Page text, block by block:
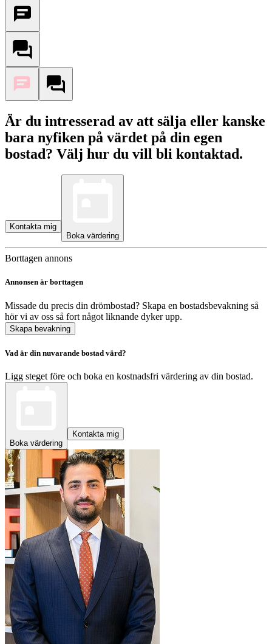
Är du intresserad av att sälja eller kanske
bara nyfiken på värdet på din egen
bostad? Välj hur du vill bli kontaktad.
Kontakta mig
Boka värdering
Borttagen annons
Annonsen är borttagen
Missade du precis din drömbostad? Skapa en bostadsbevakning så
hör vi av oss så fort något liknande dyker upp.
Skapa bevakning
Vad är din nuvarande bostad värd?
Ligg steget före och boka en kostnadsfri värdering av din bostad.
Boka värdering
Kontakta mig